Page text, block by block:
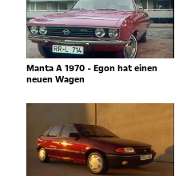
Manta A 1970 - Egon hat einen
neuen Wagen